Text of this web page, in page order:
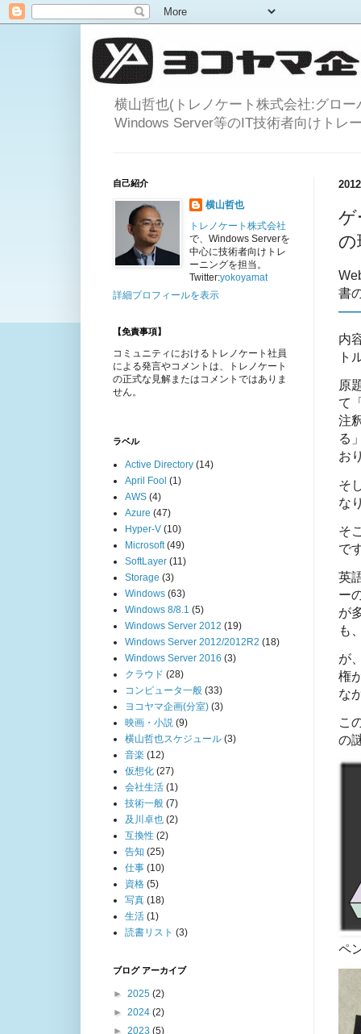
横山哲也(トレノケート株式会社:グロ
Windows Server等のIT技術者向けトレ
の
書
――
内
ト
原
て
注
る
お
そ
な
そ
で
英
ー
が
も
が
権
な
こ
の
ペ
自己紹介
横山哲也
トレノケート株式会社
で、Windows Serverを
中心に技術者向けトレ
ーニングを担当。
Twitter:yokoyamat
詳細プロフィールを表示
【免責事項】
コミュニティにおけるトレノケート社員
による発言やコメントは、トレノケート
の正式な見解またはコメントではありま
せん。
ラベル
Active Directory (14)
April Fool (1)
AWS (4)
Azure (47)
Hyper-V (10)
Microsoft (49)
SoftLayer (11)
Storage (3)
Windows (63)
Windows 8/8.1 (5)
Windows Server 2012 (19)
Windows Server 2012/2012R2 (18)
Windows Server 2016 (3)
クラウド (28)
コンピュータ一般 (33)
ヨコヤマ企画(分室) (3)
映画・小説 (9)
横山哲也スケジュール (3)
音楽 (12)
仮想化 (27)
会社生活 (1)
技術一般 (7)
及川卓也 (2)
互換性 (2)
告知 (25)
仕事 (10)
資格 (5)
写真 (18)
生活 (1)
読書リスト (3)
ブログ アーカイブ
► 2025 (2)
► 2024 (2)
► 2023 (5)